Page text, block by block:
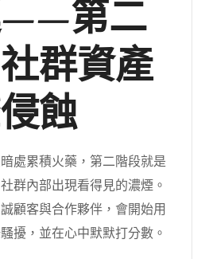
第二
群資產
蝕
處累積火藥，第二階段就是
群內部出現看得見的濃煙。
顧客與合作夥伴，會開始用
擾，並在心中默默打分數。